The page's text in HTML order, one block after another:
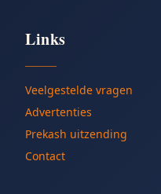
Links
Veelgestelde vragen
Advertenties
Prekash uitzending
Contact